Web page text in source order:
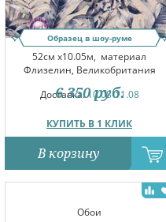
Образец в шоу-руме
52см x10.05м, материал
Флизелин, Великобритания
Доставка:10.08-11.08
КУПИТЬ В 1 КЛИК
6 350 руб.
В корзину
Обои